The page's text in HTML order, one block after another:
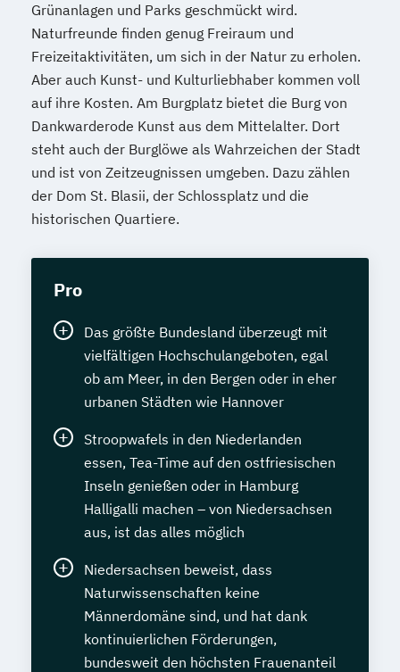
Grünanlagen und Parks geschmückt wird.
Naturfreunde finden genug Freiraum und
Freizeitaktivitäten, um sich in der Natur zu erholen.
Aber auch Kunst- und Kulturliebhaber kommen voll
auf ihre Kosten. Am Burgplatz bietet die Burg von
Dankwarderode Kunst aus dem Mittelalter. Dort
steht auch der Burglöwe als Wahrzeichen der Stadt
und ist von Zeitzeugnissen umgeben. Dazu zählen
der Dom St. Blasii, der Schlossplatz und die
historischen Quartiere.
Pro
Das größte Bundesland überzeugt mit
vielfältigen Hochschulangeboten, egal
ob am Meer, in den Bergen oder in eher
urbanen Städten wie Hannover
Stroopwafels in den Niederlanden
essen, Tea-Time auf den ostfriesischen
Inseln genießen oder in Hamburg
Halligalli machen – von Niedersachsen
aus, ist das alles möglich
Niedersachsen beweist, dass
Naturwissenschaften keine
Männerdomäne sind, und hat dank
kontinuierlichen Förderungen,
bundesweit den höchsten Frauenanteil